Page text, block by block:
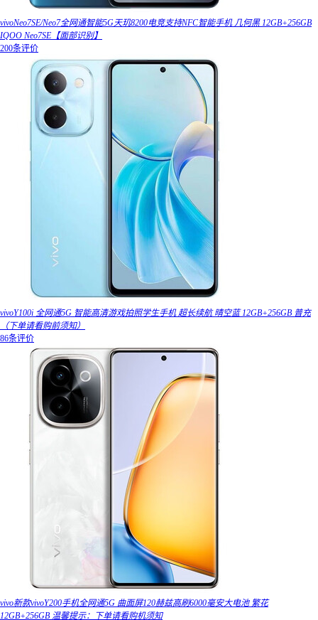
vivoNeo7SE/Neo7全网通智能5G天玑8200电竞支持NFC智能手机 几何黑 12GB+256GB
IQOO Neo7SE【面部识别】
200条评价
vivoY100i 全网通5G 智能高清游戏拍照学生手机 超长续航 晴空蓝 12GB+256GB 普充
（下单请看购前须知）
86条评价
vivo新款vivoY200手机全网通5G 曲面屏120赫兹高刷6000毫安大电池 繁花
12GB+256GB 温馨提示：下单请看购机须知